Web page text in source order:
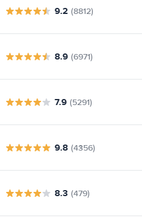
9.2 (8812)
8.9 (6971)
7.9 (5291)
9.8 (4356)
8.3 (479)